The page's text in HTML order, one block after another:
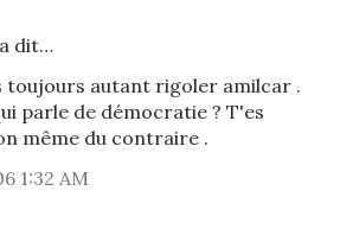
dit…
toujours autant rigoler amilcar .
parle de démocratie ? T'es
même du contraire .
1:32 AM